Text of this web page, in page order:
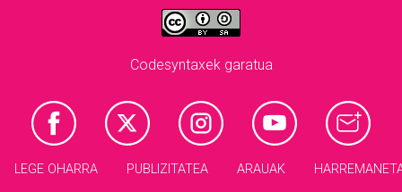
Codesyntaxek garatua
LEGE OHARRA PUBLIZITATEA ARAUAK